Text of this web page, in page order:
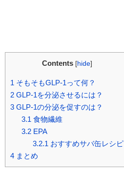
Contents [hide]
1 そもそもGLP-1って何？
2 GLP-1を分泌させるには？
3 GLP-1の分泌を促すのは？
3.1 食物繊維
3.2EPA
3.2.1 おすすめサバ缶レシピ
4 まとめ